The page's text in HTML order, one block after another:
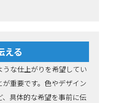
える
な仕上がりを希望してい
重要です。色やデザイン
具体的な希望を事前に伝